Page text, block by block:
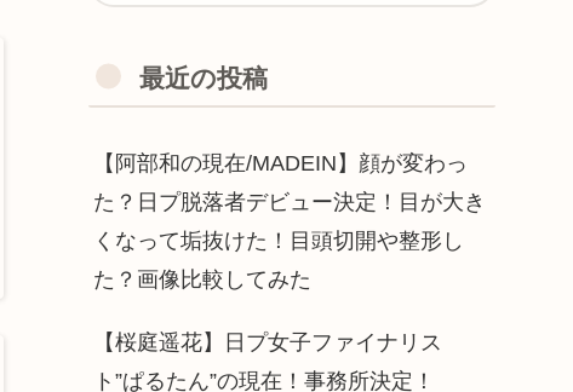
最近の投稿
【阿部和の現在/MADEIN】顔が変わっ
た？日プ脱落者デビュー決定！目が大き
くなって垢抜けた！目頭切開や整形し
た？画像比較してみた
【桜庭遥花】日プ女子ファイナリス
ト”ぱるたん”の現在！事務所決定！